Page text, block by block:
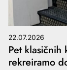
22.07.2026
Pet
rekreiramo